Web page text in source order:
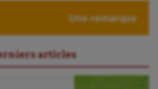
Une remarque
articles